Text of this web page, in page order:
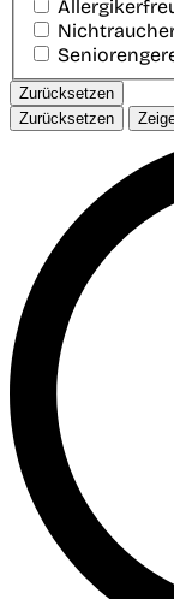
Zurücksetzen
Zurücksetzen